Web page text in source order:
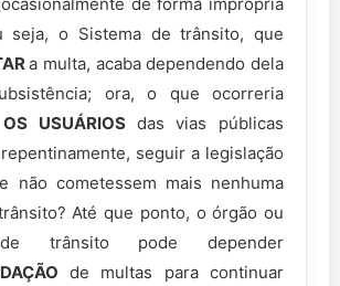
seja, o Sistema de trânsito, que
a multa, acaba dependendo dela
ora, o que ocorreria
USUÁRIOS das vias públicas
seguir a legislação
não cometessem mais nenhuma
Até que ponto, o órgão ou
trânsito pode depender
de multas para continuar